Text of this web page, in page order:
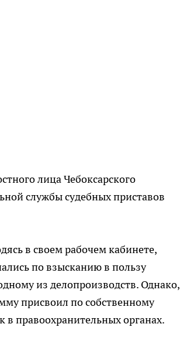
лица Чебоксарского
службы судебных приставов
в своем рабочем кабинете,
по взысканию в пользу
из делопроизводств. Однако,
присвоил по собственному
правоохранительных органах.